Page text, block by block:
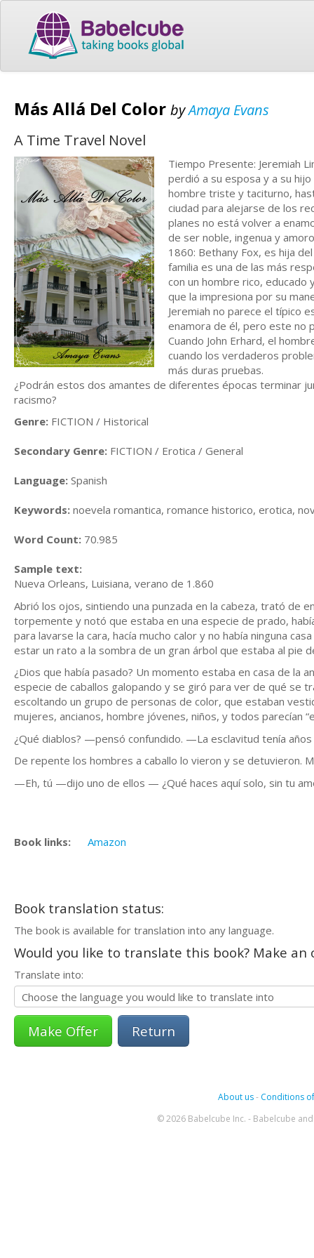
Más Allá Del Color byAmaya Evans
A Time Travel Novel
Tiempo Presente: Jeremiah
perdió a su esposa y a su
hombre triste y taciturno,
ciudad para alejarse de los
planes no está volver a
de ser noble, ingenua y
1860: Bethany Fox, es hija
familia es una de las más
con un hombre rico, educado
que la impresiona por su
Jeremiah no parece el típico
enamora de él, pero este no
Cuando John Erhard, el
cuando los verdaderos
más duras pruebas.
¿Podrán estos dos amantes de diferentes épocas terminar
racismo?
Genre: FICTION / Historical
Secondary Genre: FICTION / Erotica / General
Language: Spanish
Keywords: noevela romantica, romance historico, erotica,
Word Count: 70.985
Sample text:
Nueva Orleans, Luisiana, verano de 1.860
Abrió los ojos, sintiendo una punzada en la cabeza, trató de
torpemente y notó que estaba en una especie de prado,
para lavarse la cara, hacía mucho calor y no había ninguna
estar un rato a la sombra de un gran árbol que estaba al pie
¿Dios que había pasado? Un momento estaba en casa de la
especie de caballos galopando y se giró para ver de qué se
escoltando un grupo de personas de color, que estaban
mujeres, ancianos, hombre jóvenes, niños, y todos parecían
¿Qué diablos? —pensó confundido. —La esclavitud tenía
De repente los hombres a caballo lo vieron y se detuvieron.
—Eh, tú —dijo uno de ellos — ¿Qué haces aquí solo, sin tu
Book links: Amazon
Book translation status:
The book is available for translation into any language.
Would you like to translate this book? Make
Translate into:
Return
About us- Conditions
© 2026 Babelcube Inc. - Babelcube